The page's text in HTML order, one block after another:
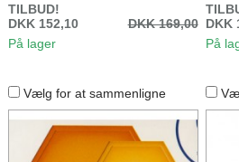
TILBUD!
DKK 152,10
DKK 169,00
På lager
DKK
På
Vælg for at sammenligne